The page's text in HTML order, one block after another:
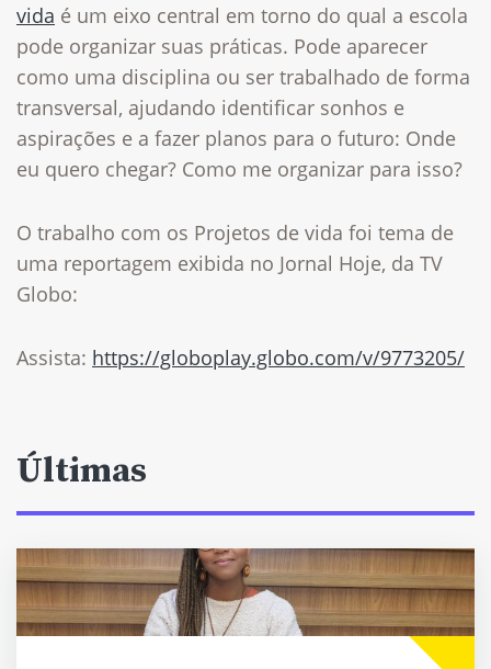
vida é um eixo central em torno do qual a escola
pode organizar suas práticas. Pode aparecer
como uma disciplina ou ser trabalhado de forma
transversal, ajudando identificar sonhos e
aspirações e a fazer planos para o futuro: Onde
eu quero chegar? Como me organizar para isso?
O trabalho com os Projetos de vida foi tema de
uma reportagem exibida no Jornal Hoje, da TV
Globo:
Assista: https://globoplay.globo.com/v/9773205/
Últimas